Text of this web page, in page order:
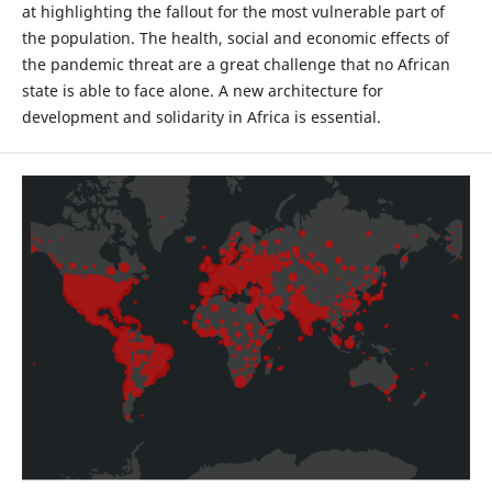
at highlighting the fallout for the most vulnerable part of
the population. The health, social and economic effects of
the pandemic threat are a great challenge that no African
state is able to face alone. A new architecture for
development and solidarity in Africa is essential.